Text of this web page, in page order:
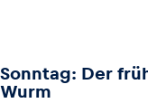
Sonntag: Der
Wurm